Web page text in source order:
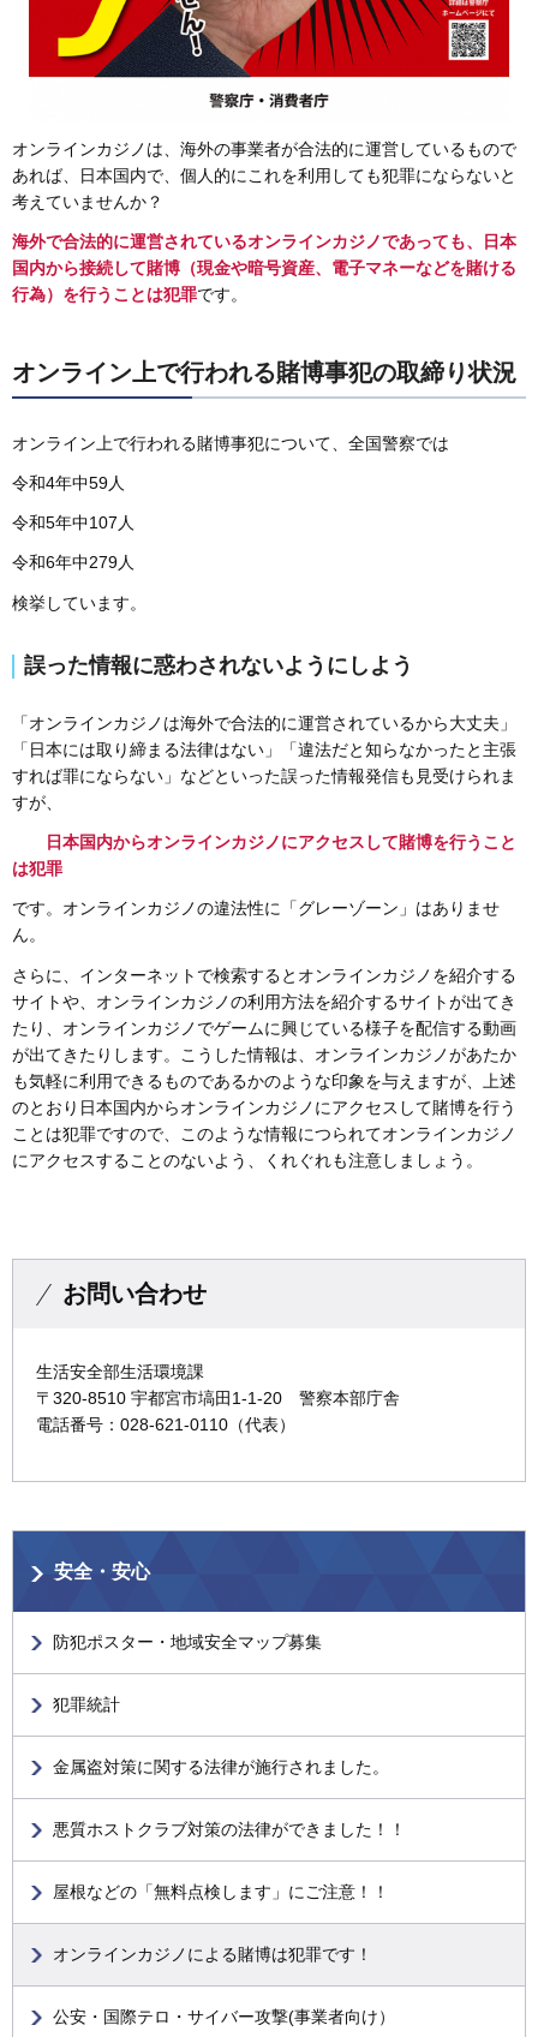
オンラインカジノは、海外の事業者が合法的に運営しているもので
あれば、日本国内で、個人的にこれを利用しても犯罪にならないと
考えていませんか？
海外で合法的に運営されているオンラインカジノであっても、日本
国内から接続して賭博（現金や暗号資産、電子マネーなどを賭ける
行為）を行うことは犯罪です。
オンライン上で行われる賭博事犯の取締り状況
オンライン上で行われる賭博事犯について、全国警察では
令和4年中59人
令和5年中107人
令和6年中279人
検挙しています。
誤った情報に惑わされないようにしよう
「オンラインカジノは海外で合法的に運営されているから大丈夫」
「日本には取り締まる法律はない」「違法だと知らなかったと主張
すれば罪にならない」などといった誤った情報発信も見受けられま
すが、
日本国内からオンラインカジノにアクセスして賭博を行うこと
は犯罪
です。オンラインカジノの違法性に「グレーゾーン」はありませ
ん。
さらに、インターネットで検索するとオンラインカジノを紹介する
サイトや、オンラインカジノの利用方法を紹介するサイトが出てき
たり、オンラインカジノでゲームに興じている様子を配信する動画
が出てきたりします。こうした情報は、オンラインカジノがあたか
も気軽に利用できるものであるかのような印象を与えますが、上述
のとおり日本国内からオンラインカジノにアクセスして賭博を行う
ことは犯罪ですので、このような情報につられてオンラインカジノ
にアクセスすることのないよう、くれぐれも注意しましょう。
お問い合わせ
生活安全部生活環境課
〒320-8510 宇都宮市塙田1-1-20 警察本部庁舎
電話番号：028-621-0110（代表）
安全・安心
防犯ポスター・地域安全マップ募集
犯罪統計
金属盗対策に関する法律が施行されました。
悪質ホストクラブ対策の法律ができました！！
屋根などの「無料点検します」にご注意！！
オンラインカジノによる賭博は犯罪です！
公安・国際テロ・サイバー攻撃(事業者向け）